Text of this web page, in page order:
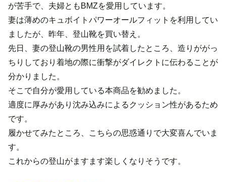
が苦手で、夫婦ともBMZを愛用しています。
妻は薄めのキュボイトパワーオールフィットを利用してい
ましたが、昨年、登山靴を買い替え。
先日、妻の登山靴の男性用を試着したところ、造りががっ
ちりしており着地の際に衝撃がダイレクトに伝わることが
分かりました。
そこで自分が愛用している本商品を勧めました。
適度に厚みがあり沈み込みによるクッション性があるため
です。
履かせてみたところ、こちらの思惑通りで大変喜んでいま
す。
これからの登山がますます楽しくなりそうです。